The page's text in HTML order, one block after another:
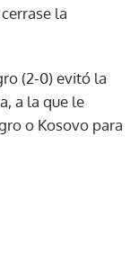
la
(2-0) evitó la
a la que le
o Kosovo para